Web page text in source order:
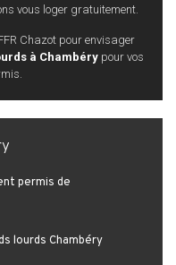
vous loger gratuitement.
Chazot pour envisager
à Chambéry pour vos
permis de
lourds Chambéry